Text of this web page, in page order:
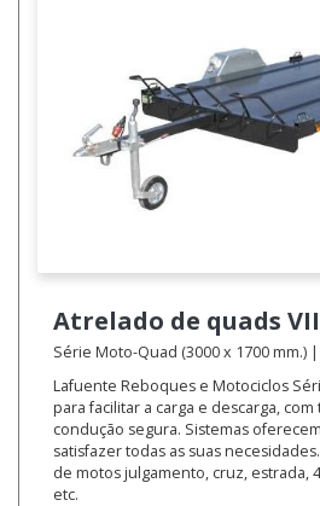
Atrelado de quads VII
Série Moto-Quad (3000 x 1700 mm.) |
Lafuente Reboques e Motociclos
para facilitar a carga e descarga,
condução segura. Sistemas
satisfazer todas as suas
de motos julgamento, cruz, estrada,
etc.